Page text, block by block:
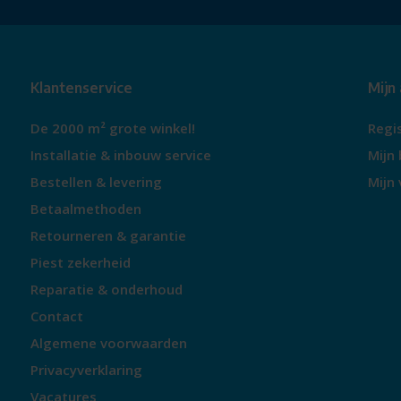
een betrouwbare all-in-one printer.
Klantenservice
De 2000 m² grote winkel!
Installatie & inbouw service
Bestellen & levering
Betaalmethoden
Retourneren & garantie
Piest zekerheid
Reparatie & onderhoud
Contact
Algemene voorwaarden
Privacyverklaring
Vacatures
Mijn
Mijn
Mijn